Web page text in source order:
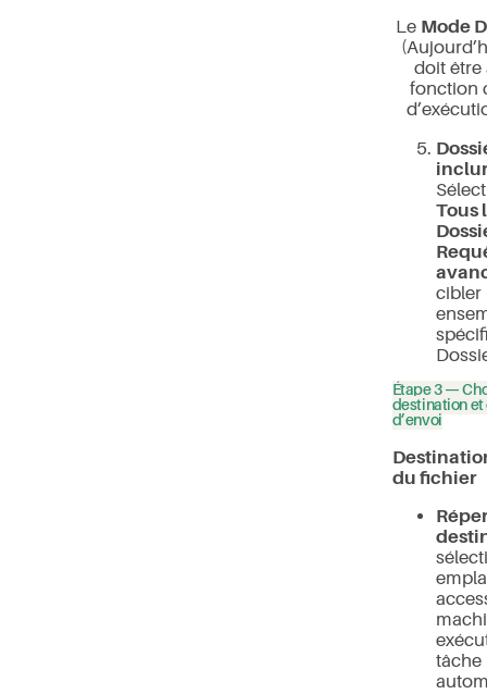
Le Mode
doit être
fonction
Tous
cibler
Étape 3 —
destination et
d’envoi
du fichier
tâche